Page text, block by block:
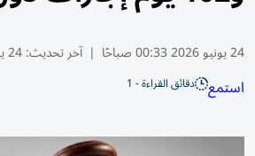
24 يونيو 2026 00:33 صباحًا | آخر تحديث:24 يونيو 00:35 2026
استمع دقائق القراءة - 1